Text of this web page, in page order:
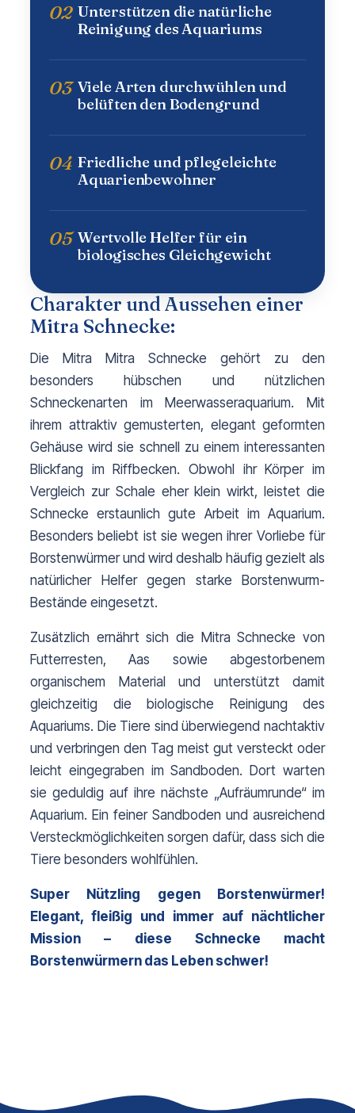
02 Unterstützen die natürliche
Reinigung des Aquariums
03 Viele Arten durchwühlen und
belüften den Bodengrund
04 Friedliche und pflegeleichte
Aquarienbewohner
05 Wertvolle Helfer für ein
biologisches Gleichgewicht
Charakter und Aussehen einer
Mitra Schnecke:
Die Mitra Mitra Schnecke gehört zu den
besonders hübschen und nützlichen
Schneckenarten im Meerwasseraquarium. Mit
ihrem attraktiv gemusterten, elegant geformten
Gehäuse wird sie schnell zu einem interessanten
Blickfang im Riffbecken. Obwohl ihr Körper im
Vergleich zur Schale eher klein wirkt, leistet die
Schnecke erstaunlich gute Arbeit im Aquarium.
Besonders beliebt ist sie wegen ihrer Vorliebe für
Borstenwürmer und wird deshalb häufig gezielt als
natürlicher Helfer gegen starke Borstenwurm-
Bestände eingesetzt.
Zusätzlich ernährt sich die Mitra Schnecke von
Futterresten, Aas sowie abgestorbenem
organischem Material und unterstützt damit
gleichzeitig die biologische Reinigung des
Aquariums. Die Tiere sind überwiegend nachtaktiv
und verbringen den Tag meist gut versteckt oder
leicht eingegraben im Sandboden. Dort warten
sie geduldig auf ihre nächste „Aufräumrunde“ im
Aquarium. Ein feiner Sandboden und ausreichend
Versteckmöglichkeiten sorgen dafür, dass sich die
Tiere besonders wohlfühlen.
Super Nützling gegen Borstenwürmer!
Elegant, fleißig und immer auf nächtlicher
Mission – diese Schnecke macht
Borstenwürmern das Leben schwer!